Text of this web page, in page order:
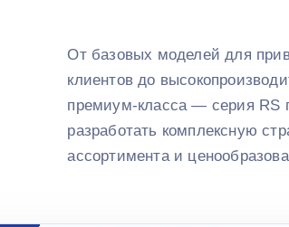
От базовых моделей для
клиентов до
премиум-класса — серия RS
разработать комплексную
ассортимента и